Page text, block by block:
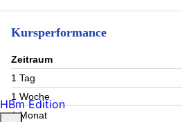
Kursperformance
Zeitraum
1 Tag
1 Woche
1 Monat
HBm Edition